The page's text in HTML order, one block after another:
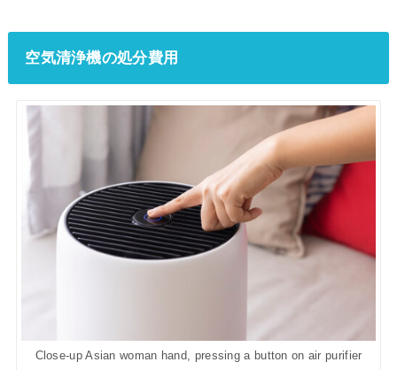
空気清浄機の処分費用
Close-up Asian woman hand, pressing a button on air purifier